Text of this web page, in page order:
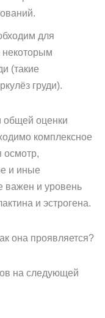
для
некоторым
(такие
груди).
общей оценки
комплексное
осмотр,
и иные
важен и уровень
и эстрогена.
она проявляется?
на следующей